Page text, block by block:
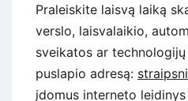
Praleiskite laisvą laiką
verslo, laisvalaikio,
sveikatos ar
puslapio adresą:
įdomus interneto